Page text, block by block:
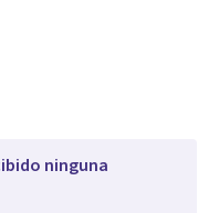
ninguna